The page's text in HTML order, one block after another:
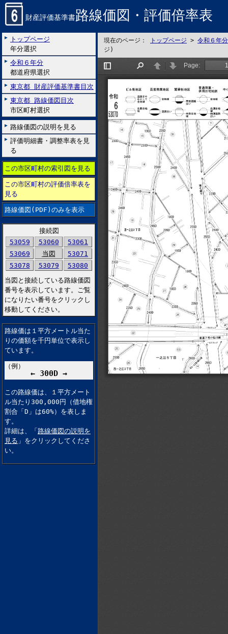
財産評価基準書路線価図・評価倍率表
トップページ
年分選択
令和６年分
都道府県選択
東京都 財産評価基準書目次
東京都 路線価図目次
市区町村選択
路線価図の説明を見る
評価明細書・調整率表を見
る
この市区町村の索引図を見る
この市区町村の評価倍率表を
見る
路線価図(PDF)のみを表示
接続図
53059
53060
53061
53069
当図
53071
53078
53079
53080
当図と接続している路線価図
番号を表示しています。ご覧
になりたい番号をクリックし
移動してください。
路線価は１平方メートル当た
りの価額を千円単位で表示し
ています。
（例）
← 300D →
この路線価は、１平方メート
ル当たり300,000円（借地権
割合「D」は60%）を表しま
す。
詳細は、「 路線価図の説明を
見る 」をクリックしてくださ
い。
現在のページ： トップページ > 令和６年分
ジ)